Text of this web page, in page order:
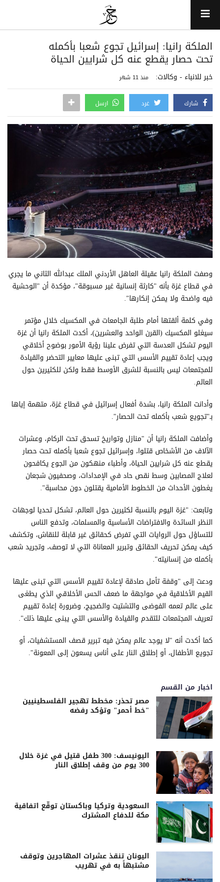
الملكة رانيا: إسرائيل تجوع شعبا بأكمله
تحت حصار يقطع عنه كل شرايين الحياة
خبر للانباء - وكالات: منذ 11 شهر
شارك غرد ارسل
وصفت الملكة رانيا عقيلة العاهل الأردني الملك عبدالله الثاني ما يجري
في قطاع غزة بأنه "كارثة إنسانية غير مسبوقة"، مؤكدة أن "الوحشية
فيه واضحة ولا يمكن إنكارها".
وفي كلمة ألقتها أمام طلبة الجامعات في المكسيك خلال مؤتمر
سيغلو المكسيك (القرن الواحد والعشرين)، أكدت الملكة رانيا أن غزة
اليوم تشكل العدسة التي تفرض علينا رؤية الأمور بوضوح أخلاقي
ويجب إعادة تقييم الأسس التي تبنى عليها معايير التحضر والقيادة
للمجتمعات ليس بالنسبة للشرق الأوسط فقط ولكن للكثيرين حول
العالم.
وأدانت الملكة رانيا، بشدة أفعال إسرائيل في قطاع غزة، متهمة إياها
بـ"تجويع شعب بأكمله تحت الحصار".
وأضافت الملكة رانيا أن "منازل وتواريخ تسحق تحت الركام، وعشرات
الآلاف من الأشخاص قتلوا، وإسرائيل تجوع شعبا بأكمله تحت حصار
يقطع عنه كل شرايين الحياة، وأطباء منهكون من الجوع يكافحون
لعلاج المصابين وسط نقص حاد في الإمدادات، وصحفيون شجعان
يغطون الأحداث من الخطوط الأمامية يقتلون دون محاسبة".
وتابعت: "غزة اليوم بالنسبة لكثيرين حول العالم، تشكل تحديا لوجهات
النظر السائدة والافتراضات الأساسية والمسلمات، وتدفع الناس
للتساؤل حول الروايات التي تفرض كحقائق غير قابلة للنقاش، وتكشف
كيف يمكن تحريف الحقائق وتبرير المعاناة التي لا توصف، وتجريد شعب
بأكمله من إنسانيته".
ودعت إلى "وقفة تأمل صادقة لإعادة تقييم الأسس التي تبنى عليها
القيم الأخلاقية في مواجهة ما ضعف الحس الأخلاقي الذي يطغى
على عالم تعمه الفوضى والتشتيت والضجيج، وضرورة إعادة تقييم
تعريف المجتمعات للتقدم والقيادة والأسس التي يبنى عليها ذلك".
كما أكدت أنه "لا يوجد عالم يمكن فيه تبرير قصف المستشفيات، أو
تجويع الأطفال، أو إطلاق النار على أناس يسعون إلى المعونة".
اخبار من القسم
مصر تحذر: مخطط تهجير الفلسطينيين
"خط أحمر" وتؤكد رفضه
اليونيسف: 300 طفل قتيل في غزة خلال
300 يوم من وقف إطلاق النار
السعودية وتركيا وباكستان توقّع اتفاقية
مكة للدفاع المشترك
اليونان تنقذ عشرات المهاجرين وتوقف
مشتبهاً به في تهريب